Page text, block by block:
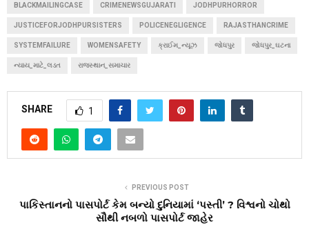
BLACKMAILINGCASE CRIMENEWSGUJARATI JODHPURHORROR
JUSTICEFORJODHPURSISTERS POLICENEGLIGENCE RAJASTHANCRIME
SYSTEMFAILURE WOMENSAFETY ક્રાઈમ_ન્યૂઝ જોધપુર જોધપુર_ઘટના
ન્યાય_માટે_લડત રાજસ્થાન_સમાચાર
SHARE 1
PREVIOUS POST
પાકિસ્તાનનો પાસપોર્ટ કેમ બન્યો દુનિયામાં ‘પસ્તી’ ? વિશ્વનો ચોથો
સૌથી નબળો પાસપોર્ટ જાહેર